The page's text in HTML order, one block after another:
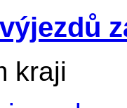
kraji